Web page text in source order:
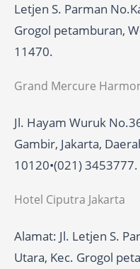
Letjen S. Parman
Grogol petamburan,
11470.
Grand Mercure
Jl. Hayam Wuruk
Gambir, Jakarta,
10120•(021) 3453777.
Hotel Ciputra Jakarta
Alamat: Jl. Letjen S.
Utara, Kec. Grogol